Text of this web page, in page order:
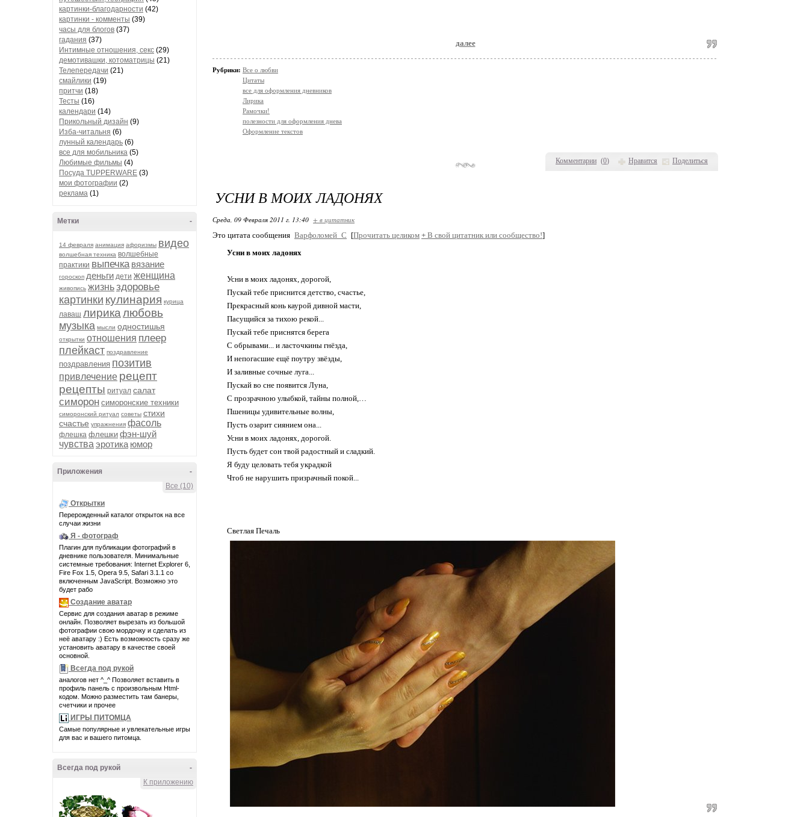
картинки-благодарности (42)
картинки - комменты (39)
часы для блогов (37)
гадания (37)
Интимные отношения, секс (29)
демотивашки, котоматрицы (21)
Телепередачи (21)
смайлики (19)
притчи (18)
Тесты (16)
календари (14)
Прикольный дизайн (9)
Изба-читальня (6)
лунный календарь (6)
все для мобильника (5)
Любимые фильмы (4)
Посуда TUPPERWARE (3)
мои фотографии (2)
реклама (1)
-
Метки
14 февраля анимация афоризмы видео
волшебная техника волшебные
практики выпечка вязание
гороскоп деньги дети женщина
живопись жизньздоровье
картинки кулинария курица
лаваш лирикалюбовь
музыка мысли одностишья
открытки отношения плеер
плейкаст поздравление
поздравления позитив
привлечение рецепт
рецепты ритуал салат
симорон симоронские техники
симоронский ритуал советы стихи
счастье упражнения фасоль
флешка флешки фэн-шуй
чувства эротика юмор
-
Приложения
Все (10)
Открытки
Перерожденный каталог открыток на все
случаи жизни
Я - фотограф
Плагин для публикации фотографий в
дневнике пользователя. Минимальные
системные требования: Internet Explorer 6,
Fire Fox 1.5, Opera 9.5, Safari 3.1.1 со
включенным JavaScript. Возможно это
будет рабо
Создание аватар
Сервис для создания аватар в режиме
онлайн. Позволяет вырезать из большой
фотографии свою мордочку и сделать из
неё аватару :) Есть возможность сразу же
установить аватару в качестве своей
основной.
Всегда под рукой
аналогов нет ^_^ Позволяет вставить в
профиль панель с произвольным Html-
кодом. Можно разместить там банеры,
счетчики и прочее
ИГРЫ ПИТОМЦА
Самые популярные и увлекательные игры
для вас и вашего питомца.
-
Всегда под рукой
К приложению
Комментарии (0) Нравится Поделиться
далее
Рубрики: Все о любви
Цитаты
все для оформления дневников
Лирика
Рамочки!
полезности для оформления днева
Оформление текстов
УСНИ В МОИХ ЛАДОНЯХ
Среда, 09 Февраля 2011 г. 13:40 + в цитатник
Это цитата сообщения Варфоломей_С [Прочитать целиком + В свой цитатник или сообщество!]
Усни в моих ладонях
Усни в моих ладонях, дорогой,
Пускай тебе приснится детство, счастье,
Прекрасный конь каурой дивной масти,
Пасущийся за тихою рекой...
Пускай тебе приснятся берега
С обрывами... и ласточкины гнёзда,
И непогасшие ещё поутру звёзды,
И заливные сочные луга...
Пускай во сне появится Луна,
С прозрачною улыбкой, тайны полной,…
Пшеницы удивительные волны,
Пусть озарит сиянием она...
Усни в моих ладонях, дорогой.
Пусть будет сон твой радостный и сладкий.
Я буду целовать тебя украдкой
Чтоб не нарушить призрачный покой...
Светлая Печаль